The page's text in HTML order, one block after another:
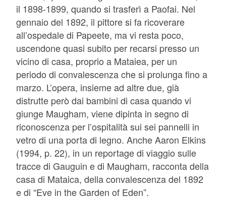
il 1898-1899, quando si trasferì a Paofai. Nel
gennaio del 1892, il pittore si fa ricoverare
all’ospedale di Papeete, ma vi resta poco,
uscendone quasi subito per recarsi presso un
vicino di casa, proprio a Mataiea, per un
periodo di convalescenza che si prolunga fino a
marzo. L’opera, insieme ad altre due, già
distrutte però dai bambini di casa quando vi
giunge Maugham, viene dipinta in segno di
riconoscenza per l’ospitalità sui sei pannelli in
vetro di una porta di legno. Anche Aaron Elkins
(1994, p. 22), in un reportage di viaggio sulle
tracce di Gauguin e di Maugham, racconta della
casa di Mataica, della convalescenza del 1892
e di “Eve in the Garden of Eden”.